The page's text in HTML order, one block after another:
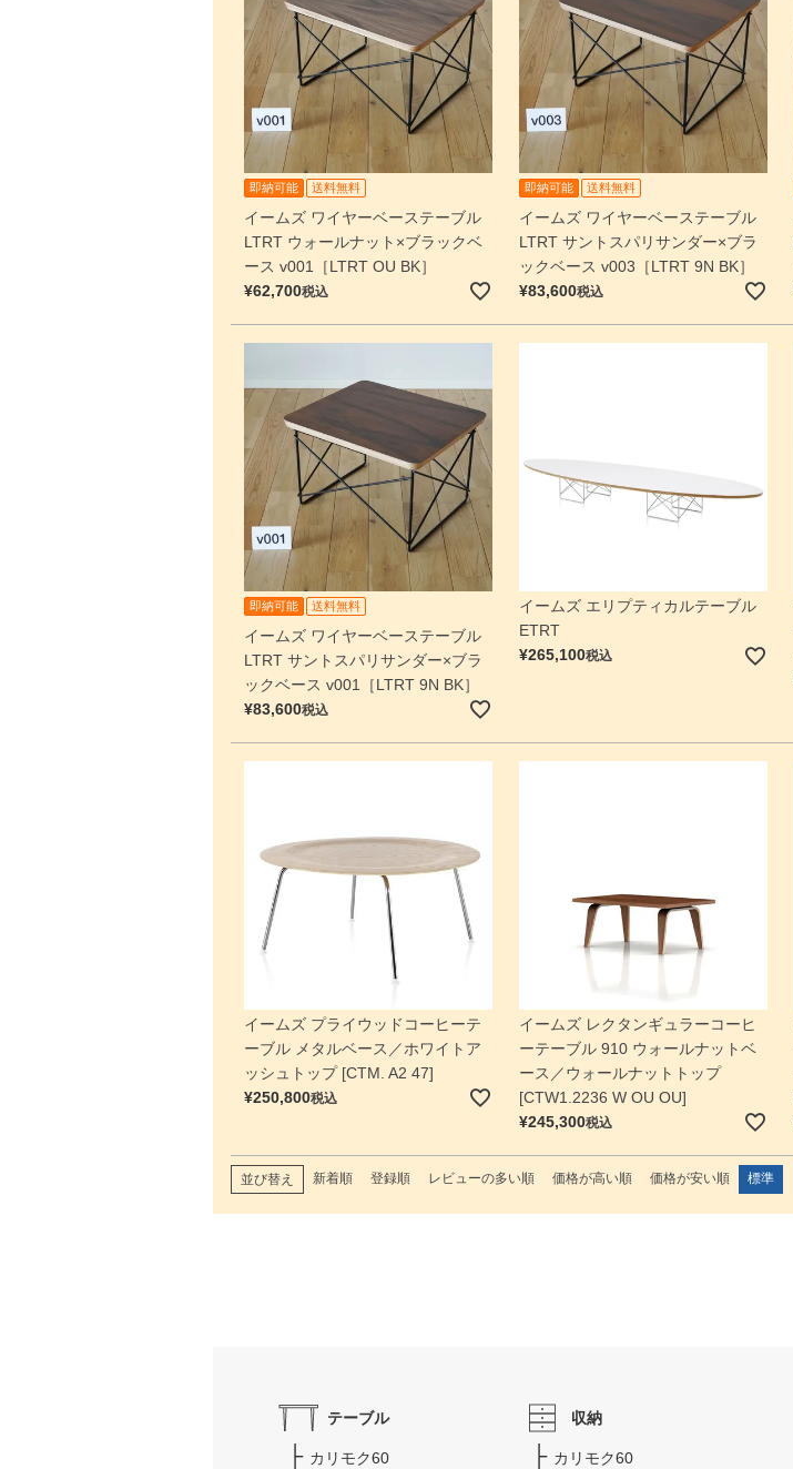
即納可能 送料無料
イームズ ワイヤーベーステーブル
LTRT ウォールナット×ブラックベ
ース v001［LTRT OU BK］
¥62,700税込
即納可能 送料無料
イームズ ワイヤーベーステーブル
LTRT サントスパリサンダー×ブラ
ックベース v003［LTRT 9N BK］
¥83,600税込
即納可能 送料無料
イームズ ワイヤーベーステーブル
LTRT サントスパリサンダー×ブラ
ックベース v001［LTRT 9N BK］
¥83,600税込
イームズ エリプティカルテーブル
ETRT
¥265,100税込
イームズ プライウッドコーヒーテ
ーブル メタルベース／ホワイトア
ッシュトップ [CTM. A2 47]
¥250,800税込
イームズ レクタンギュラーコーヒ
ーテーブル 910 ウォールナットベ
ース／ウォールナットトップ
[CTW1.2236 W OU OU]
¥245,300税込
並び替え 新着順 登録順 レビューの多い順 価格が高い順 価格が安い順 標準
テーブル
カリモク60
収納
カリモク60